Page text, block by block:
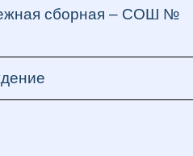
сборная – СОШ №